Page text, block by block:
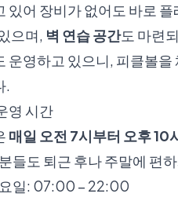
있어 장비가 없어도 바로
으며, 벽 연습 공간도 마련
운영하고 있으니, 피클볼
.
영 시간
매일 오전 7시부터 오후 10
들도 퇴근 후나 주말에 편
일: 07:00 – 22:00